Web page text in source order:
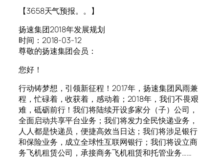
【3658天气预报。。】
扬速集团2018年发展规划
时间：2018-03-12
尊敬的扬速集团会员：
您好！
行动铸梦想，引领新征程！2017年，扬速集团风雨兼
程，忙碌着，收获着，感动着；2018年，我们不畏艰
难，砥砺前行！我们将陆续开设多家分（子）公司，
全面启动共享平台业务；我们将发力全民快递业务，
人人都是快递员，便捷高效当日达；我们将涉足银行
和保险业务，成立全球性互联网银行；我们将设立商
务飞机租赁公司，承接商务飞机租赁和托管业务……